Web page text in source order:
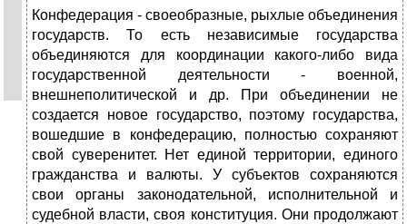
Конфедерация - своеобразные, рыхлые объединения
государств. То есть независимые государства
объединяются для координации какого-либо вида
государственной деятельности - военной,
внешнеполитической и др. При объединении не
создается новое государство, поэтому государства,
вошедшие в конфедерацию, полностью сохраняют
свой суверенитет. Нет единой территории, единого
гражданства и валюты. У субъектов сохраняются
свои органы законодательной, исполни­тельной и
судебной власти, своя конституция. Они продолжают